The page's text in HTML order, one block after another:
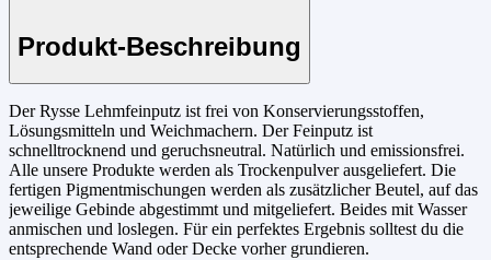
Produkt-Beschreibung
Der Rysse Lehmfeinputz ist frei von Konservierungsstoffen,
Lösungsmitteln und Weichmachern. Der Feinputz ist
schnelltrocknend und geruchsneutral. Natürlich und emissionsfrei.
Alle unsere Produkte werden als Trockenpulver ausgeliefert. Die
fertigen Pigmentmischungen werden als zusätzlicher Beutel, auf das
jeweilige Gebinde abgestimmt und mitgeliefert. Beides mit Wasser
anmischen und loslegen. Für ein perfektes Ergebnis solltest du die
entsprechende Wand oder Decke vorher grundieren.